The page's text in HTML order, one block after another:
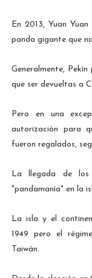
En 2013, Yuan
panda gigante que
Generalmente,
que ser devueltas a
Pero en una
autorización para
fueron regalados,
La llegada de
"pandamanía" en la
La isla y el
1949 pero el
Taiwán.